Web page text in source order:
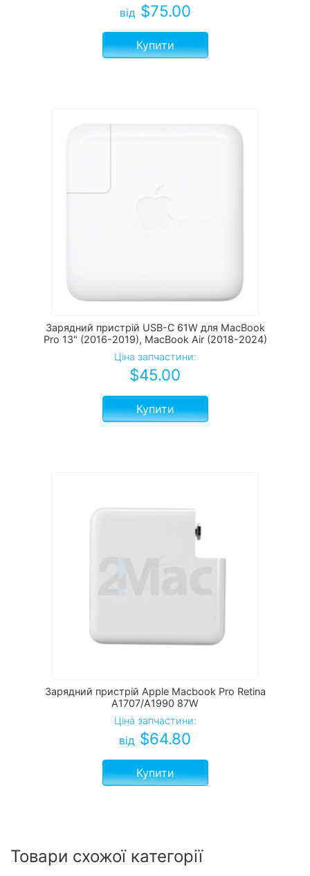
від $75.00
Купити
Зарядний пристрій USB-C 61W для MacBook
Pro 13" (2016-2019), MacBook Air (2018-2024)
Ціна запчастини:
$45.00
Купити
Зарядний пристрій Apple Macbook Pro Retina
А1707/A1990 87W
Ціна запчастини:
від $64.80
Купити
Товари схожої категорії